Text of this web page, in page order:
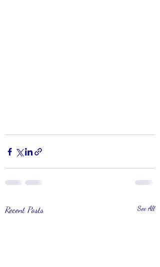
Recent Posts See All